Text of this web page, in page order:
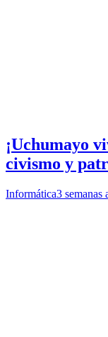
¡Uchumayo
civismo y
Informática3 semanas